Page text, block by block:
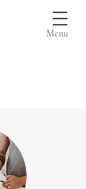
Menu